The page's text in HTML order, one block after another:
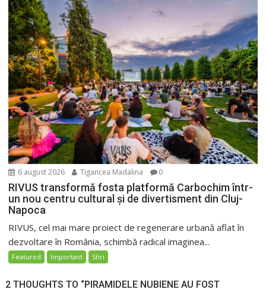
6 august 2026 Tigancea Madalina 0
RIVUS transformă fosta platformă Carbochim într-
un nou centru cultural și de divertisment din Cluj-
Napoca
RIVUS, cel mai mare proiect de regenerare urbană aflat în
dezvoltare în România, schimbă radical imaginea...
Featured Important Stiri
2 THOUGHTS TO “PIRAMIDELE NUBIENE AU FOST